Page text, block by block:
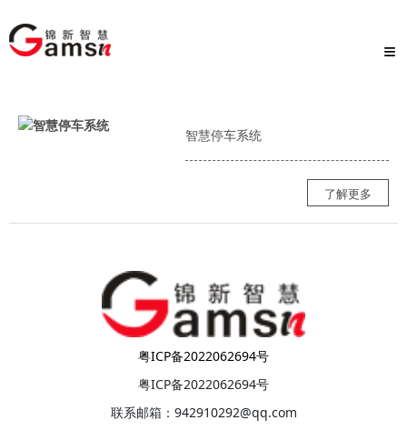
≡
智慧停车系统
了解更多
粤ICP备2022062694号
粤ICP备2022062694号
联系邮箱：942910292@qq.com